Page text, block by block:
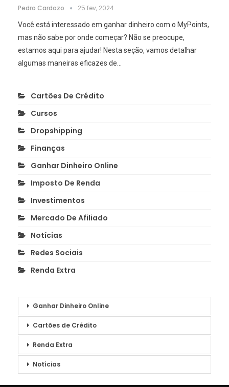
Pedro Cardozo 25 fev, 2024
Você está interessado em ganhar dinheiro com o MyPoints,
mas não sabe por onde começar? Não se preocupe,
estamos aqui para ajudar! Nesta seção, vamos detalhar
algumas maneiras eficazes de…
Cartões De Crédito
Cursos
Dropshipping
Finanças
Ganhar Dinheiro Online
Imposto De Renda
Investimentos
Mercado De Afiliado
Notícias
Redes Sociais
Renda Extra
Ganhar Dinheiro Online
Cartões de Crédito
Renda Extra
Notícias